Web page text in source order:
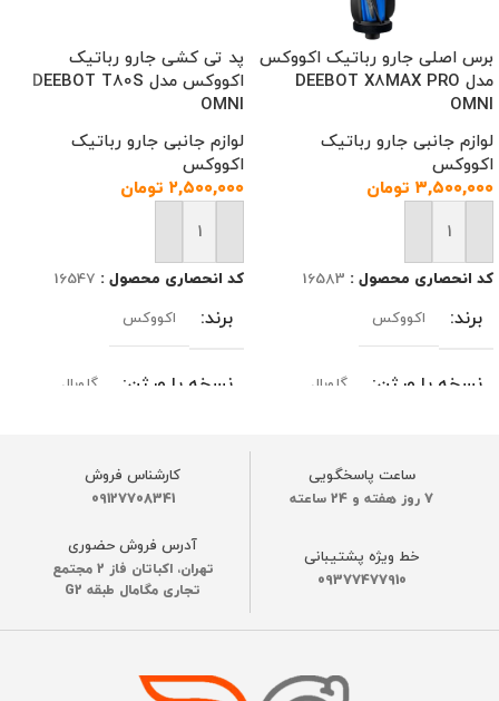
برس اصلی جارو رباتیک اکووکس
مدل DEEBOT X8MAX PRO
OMNI
لوازم جانبی جارو رباتیک
اکووکس
۳,۵۰۰,۰۰۰ تومان
افزودن به سبد خرید
کد انحصاری محصول : 16583
برند اکووکس
نسخه یا ورژن گلوبال
DEEBOT T50 MAX PRO OMNI/
پد تی کشی جارو رباتیک
اکووکس مدل DEEBOT T80S
OMNI
لوازم جانبی جارو رباتیک
اکووکس
۲,۵۰۰,۰۰۰ تومان
افزودن به سبد خرید
کد انحصاری محصول : 16547
برند اکووکس
نسخه یا ورژن گلوبال
DEEBOT X11 OmniCyclone / X11
نوع گارانتی
ساعت پاسخگویی
7 روز هفته و 24 ساعته
کارشناس فروش
09127708341
خط ویژه پشتیبانی
09377477910
آدرس فروش حضوری
تهران، اکباتان فاز 2 مجتمع
تجاری مگامال طبقه G2